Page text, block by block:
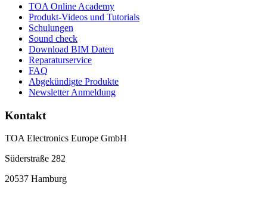
TOA Online Academy
Produkt-Videos und Tutorials
Schulungen
Sound check
Download BIM Daten
Reparaturservice
FAQ
Abgekündigte Produkte
Newsletter Anmeldung
Kontakt
TOA Electronics Europe GmbH
Süderstraße 282
20537 Hamburg